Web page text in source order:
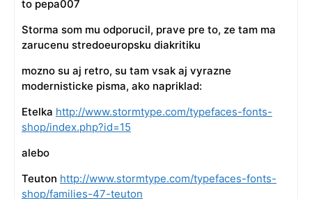
to pepa007
Storma som mu odporucil, prave pre to, ze tam ma
zarucenu stredoeuropsku diakritiku
mozno su aj retro, su tam vsak aj vyrazne
modernisticke pisma, ako napriklad:
Etelka http://www.stormtype.com/typefaces-fonts-
shop/index.php?id=15
alebo
Teuton http://www.stormtype.com/typefaces-fonts-
shop/families-47-teuton